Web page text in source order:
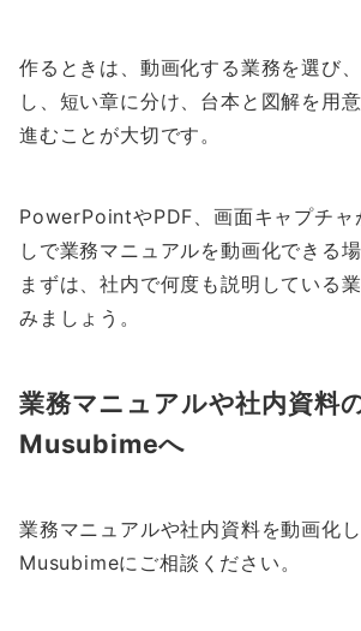
作るときは、動画化する業務を選び
し、短い章に分け、台本と図解を用
進むことが大切です。
PowerPointやPDF、画面キャプチャ
しで業務マニュアルを動画化できる
まずは、社内で何度も説明している
みましょう。
業務マニュアルや社内資料
Musubimeへ
業務マニュアルや社内資料を動画化し
Musubimeにご相談ください。